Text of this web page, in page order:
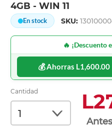
4GB - WIN 11
En stock SKU:
🔥 ¡Descuento
💰 Ahorras L1,600.00
Cantidad